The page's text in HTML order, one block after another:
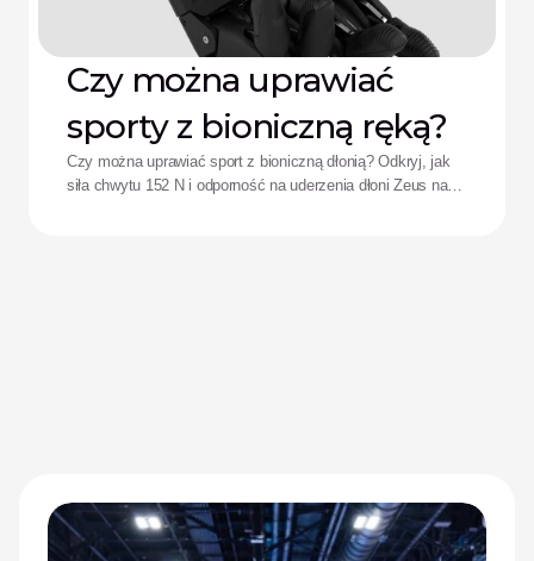
Czy można uprawiać
sporty z bioniczną ręką?
Czy można uprawiać sport z bioniczną dłonią? Odkryj, jak
siła chwytu 152 N i odporność na uderzenia dłoni Zeus na